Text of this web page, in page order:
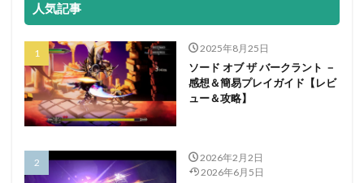
人気記事
2025年8月25日
ソード オブ ザ バークラント －
感想＆簡易プレイガイド【レビ
ュー＆攻略】
2026年2月2日
2026年6月5日